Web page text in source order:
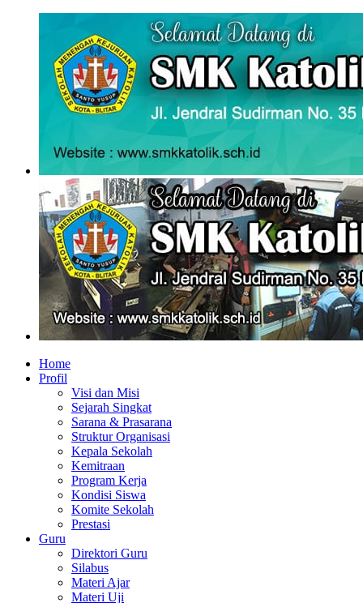
Home
Profil
Visi dan Misi
Sejarah Singkat
Sarana & Prasarana
Struktur Organisasi
Kepala Sekolah
Kemitraan
Program Kerja
Kondisi Siswa
Komite Sekolah
Prestasi
Guru
Direktori Guru
Silabus
Materi Ajar
Materi Uji